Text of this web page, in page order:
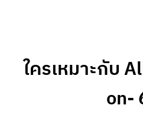
ใครเหมาะกับ
on-